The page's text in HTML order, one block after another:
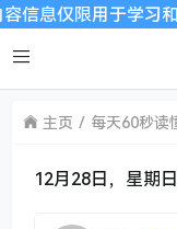
限用于学习和研
主页 每天60秒读
12月28日，星期